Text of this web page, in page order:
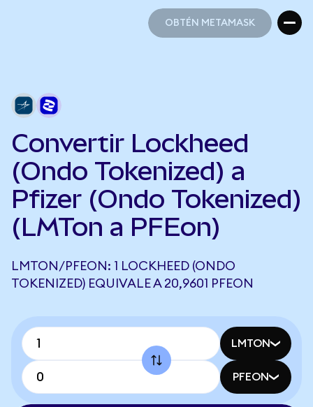
OBTÉN METAMASK
Convertir Lockheed
(Ondo Tokenized) a
Pfizer (Ondo Tokenized)
(LMTon a PFEon)
LMTON/PFEON: 1 LOCKHEED (ONDO
TOKENIZED) EQUIVALE A 20,9601 PFEON
LMTON
PFEON